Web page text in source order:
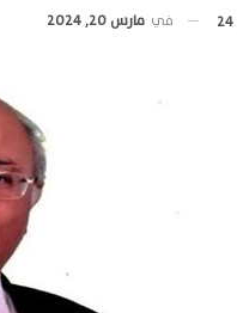
في مارس 20, 2024